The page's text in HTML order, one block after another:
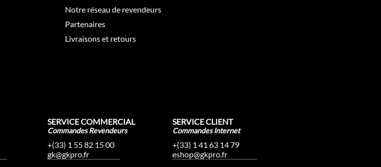
Notre réseau de revendeurs
Partenaires
Livraisons et retours
SERVICE COMMERCIAL
Commandes Revendeurs
+(33) 1 55 82 15 00
gk@gkpro.fr
SERVICE CLIENT
Commandes Internet
+(33) 1 41 63 14 79
eshop@gkpro.fr